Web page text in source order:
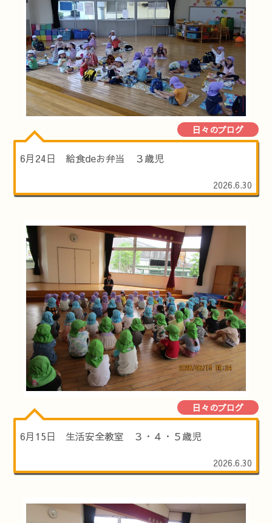
日々のブログ
6月24日 給食deお弁当 ３歳児
2026.6.30
日々のブログ
6月15日 生活安全教室 ３・４・５歳児
2026.6.30